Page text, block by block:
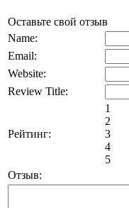
Оставьте свой отзыв
Name:
Email:
Website:
Review Title:
Рейтинг:
1
2
3
4
5
Отзыв: